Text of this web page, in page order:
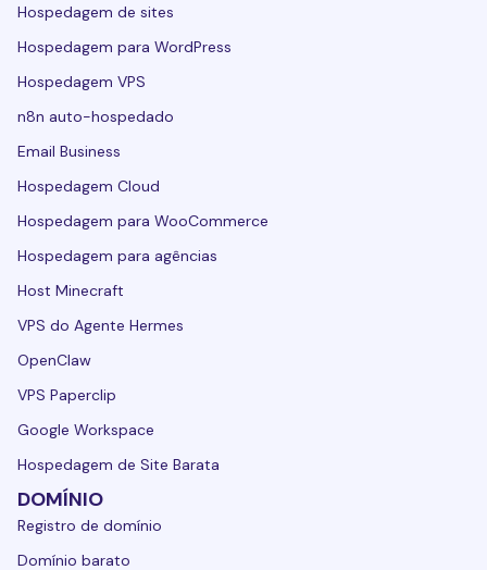
Hospedagem de sites
Hospedagem para WordPress
Hospedagem VPS
n8n auto-hospedado
Email Business
Hospedagem Cloud
Hospedagem para WooCommerce
Hospedagem para agências
Host Minecraft
VPS do Agente Hermes
OpenClaw
VPS Paperclip
Google Workspace
Hospedagem de Site Barata
DOMÍNIO
Registro de domínio
Domínio barato